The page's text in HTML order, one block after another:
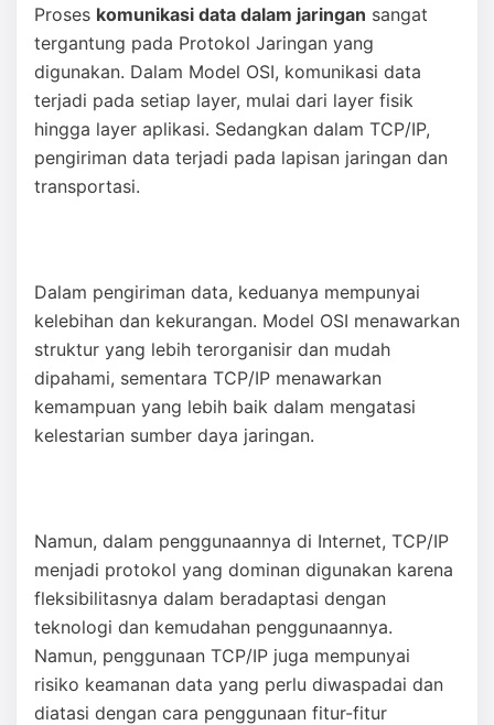
Proses komunikasi data dalam jaringan sangat
tergantung pada Protokol Jaringan yang
digunakan. Dalam Model OSI, komunikasi data
terjadi pada setiap layer, mulai dari layer fisik
hingga layer aplikasi. Sedangkan dalam TCP/IP,
pengiriman data terjadi pada lapisan jaringan dan
transportasi.
Dalam pengiriman data, keduanya mempunyai
kelebihan dan kekurangan. Model OSI menawarkan
struktur yang lebih terorganisir dan mudah
dipahami, sementara TCP/IP menawarkan
kemampuan yang lebih baik dalam mengatasi
kelestarian sumber daya jaringan.
Namun, dalam penggunaannya di Internet, TCP/IP
menjadi protokol yang dominan digunakan karena
fleksibilitasnya dalam beradaptasi dengan
teknologi dan kemudahan penggunaannya.
Namun, penggunaan TCP/IP juga mempunyai
risiko keamanan data yang perlu diwaspadai dan
diatasi dengan cara penggunaan fitur-fitur